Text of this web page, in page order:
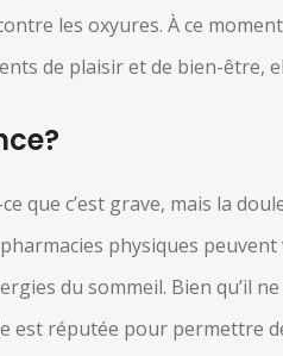
les oxyures. À ce
de plaisir et de bien-être,
que c’est grave, mais la
physiques
du sommeil. Bien qu’il
est réputée pour permettre